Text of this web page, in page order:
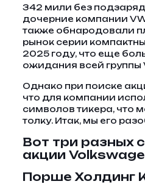
342 мили без
дочерние компании
также обнародовали
рынок серии
2025 году, что еще
ожидания всей группы
Однако при поиске
что для компании
символов тикера, что
толку. Итак, мы его
Вот три разных
акции
Порше Холдинг